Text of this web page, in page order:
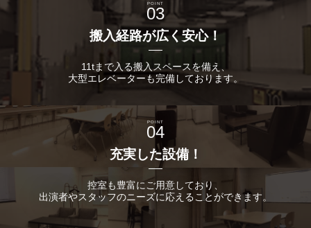
POINT
03
搬入経路が広く安心！
11tまで入る搬入スペースを備え、
大型エレベーターも完備しております。
POINT
04
充実した設備！
控室も豊富にご用意しており、
出演者やスタッフのニーズに応えることができます。